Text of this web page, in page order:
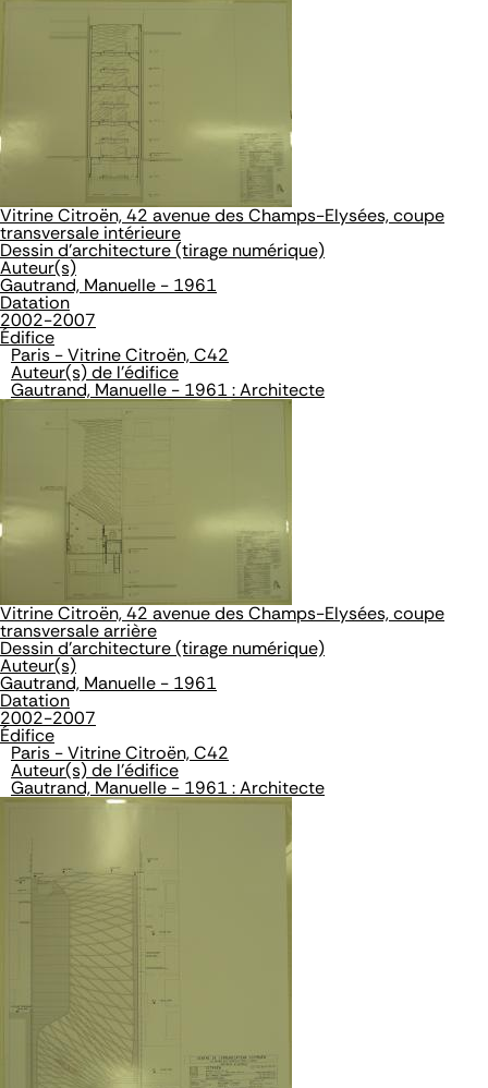
Vitrine Citroën, 42 avenue des Champs-Elysées, coupe
transversale intérieure
Dessin d'architecture (tirage numérique)
Auteur(s)
Gautrand, Manuelle - 1961
Datation
2002-2007
Édifice
Paris - Vitrine Citroën, C42
Auteur(s) de l'édifice
Gautrand, Manuelle - 1961 : Architecte
Vitrine Citroën, 42 avenue des Champs-Elysées, coupe
transversale arrière
Dessin d'architecture (tirage numérique)
Auteur(s)
Gautrand, Manuelle - 1961
Datation
2002-2007
Édifice
Paris - Vitrine Citroën, C42
Auteur(s) de l'édifice
Gautrand, Manuelle - 1961 : Architecte